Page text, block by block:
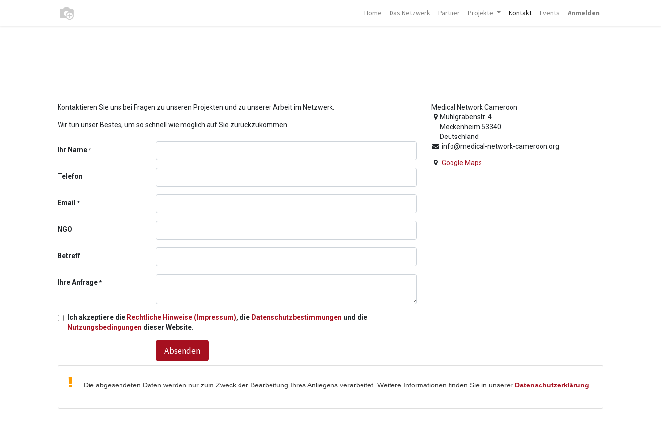
Home Das Netzwerk Partner Projekte Kontakt Events Anmelden
Kontaktieren Sie uns bei Fragen zu unseren Projekten und zu unserer Arbeit im Netzwerk.
Wir tun unser Bestes, um so schnell wie möglich auf Sie zurückzukommen.
Ihr Name *
Telefon
Email *
NGO
Betreff
Ihre Anfrage *
Ich akzeptiere die Rechtliche Hinweise (Impressum), die Datenschutzbestimmungen und die
Nutzungsbedingungen dieser Website.
Absenden
Medical Network Cameroon
Mühlgrabenstr. 4
Meckenheim 53340
Deutschland
info@medical-network-cameroon.org
Google Maps
Die abgesendeten Daten werden nur zum Zweck der Bearbeitung Ihres Anliegens verarbeitet. Weitere Informationen finden Sie in unserer Datenschutzerklärung